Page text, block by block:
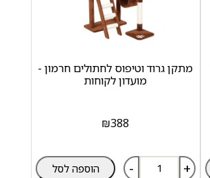
מתקן גרוד וטיפוס לחתולים חרמון -
מועדון לקוחות
₪388
- + הוספה לסל